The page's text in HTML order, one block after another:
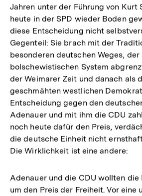
Jahren unter der Führung von Kurt
heute in der SPD wieder Boden
diese Entscheidung nicht
Gegenteil: Sie brach mit der
besonderen deutschen Weges, der
bolschewistischen System
der Weimarer Zeit und danach als
geschmähten westlichen
Entscheidung gegen den
Adenauer und mit ihm die CDU
noch heute dafür den Preis,
die deutsche Einheit nicht
Die Wirklichkeit ist eine andere:
Adenauer und die CDU wollten
um den Preis der Freiheit. Vor eine